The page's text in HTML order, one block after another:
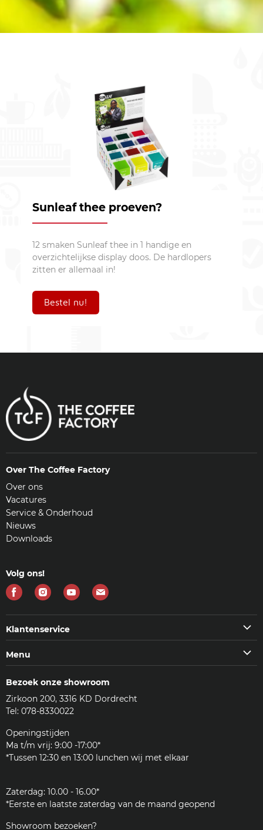
Sunleaf thee proeven?
12 smaken Sunleaf thee in 1 handige en
overzichtelijkse display doos. De hardlopers
zitten er allemaal in!
Bestel nu!
Over The Coffee Factory
Over ons
Vacatures
Service & Onderhoud
Nieuws
Downloads
Volg ons!
Vind
Facebook
Vind
op
Instagram
Vind
Youtube
Vind
E-
Klantenservice
Veelgestelde vragen (FAQ)
Reviews
Woordenlijst
Menu
Koffie & meer
Accessoires
Reinigingsmiddelen
Onderdelen
JURA
Klantenservice
Bezoek onze showroom
Zirkoon 200, 3316 KD Dordrecht
Tel: 078-8330022
Openingstijden
Ma t/m vrij: 9:00 -17:00*
*Tussen 12:30 en 13:00 lunchen wij met elkaar
Zaterdag: 10.00 - 16.00*
*Eerste en laatste zaterdag van de maand geopend
Showroom bezoeken?